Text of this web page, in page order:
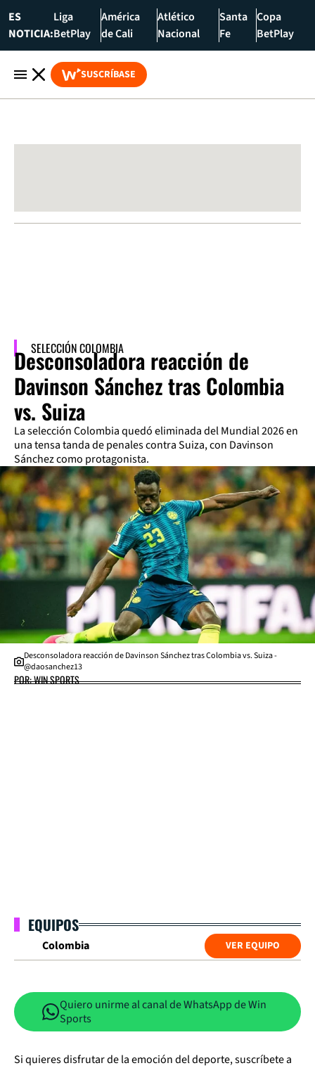
ES
NOTICIA:
Liga
BetPlay
América
de Cali
Atlético
Nacional
Santa
Fe
Copa
BetPlay
SUSCRÍBASE
SELECCIÓN COLOMBIA
Desconsoladora reacción de
Davinson Sánchez tras Colombia
vs. Suiza
La selección Colombia quedó eliminada del Mundial 2026 en
una tensa tanda de penales contra Suiza, con Davinson
Sánchez como protagonista.
Desconsoladora reacción de Davinson Sánchez tras Colombia vs. Suiza -
@daosanchez13
POR: WIN SPORTS
EQUIPOS
Colombia VER EQUIPO
Quiero unirme al canal de WhatsApp de Win
Sports
Si quieres disfrutar de la emoción del deporte, suscríbete a